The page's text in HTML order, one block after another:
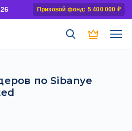
Призовой фонд: 5 400 000 ₽
по Sibanye